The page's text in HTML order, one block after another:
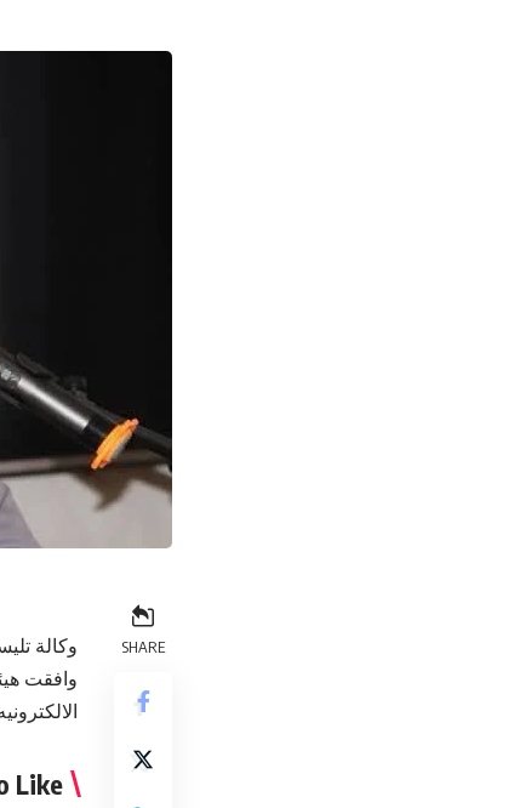
SHARE
وكالة
وافقت
Like